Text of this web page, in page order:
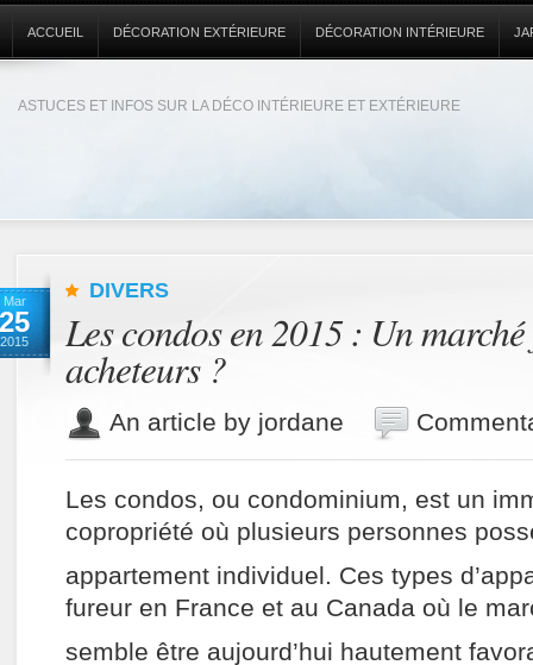
ASTUCES ET INFOS SUR LA DÉCO INTÉRIEURE ET EXTÉRIEURE
ACCUEIL DÉCORATION EXTÉRIEURE DÉCORATION INTÉRIEURE
Mar
25
2015
DIVERS
Les condos en 2015 : Un
acheteurs ?
An article by jordane
Les condos, ou condominium, est un
copropriété où plusieurs personnes
appartement individuel. Ces types
fureur en France et au Canada où le
semble être aujourd’hui hautement